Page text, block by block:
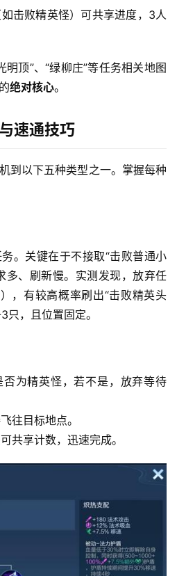
击败精英怪）可共享进度，3人
明顶”、“绿柳庄”等任务相关地图
绝对核心。
速通技巧
到以下五种类型之一。掌握每种
。关键在于不接取“击败普通小
多、刷新慢。实测发现，放弃任
，有较高概率刷出“击败精英头
只，且位置固定。
为精英怪，若不是，放弃等待
往目标地点。
共享计数，迅速完成。